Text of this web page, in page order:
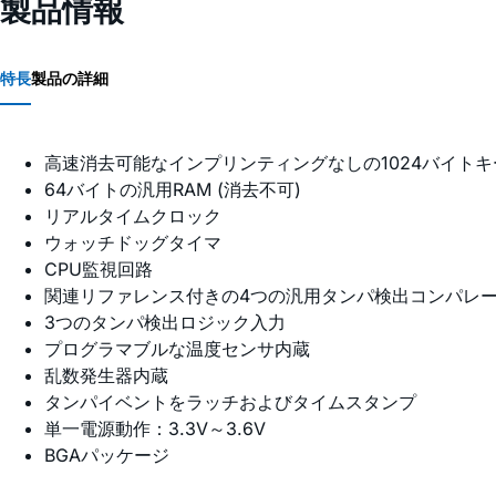
製品情報
特長製品の詳細
高速消去可能なインプリンティングなしの1024バイトキ
64バイトの汎用RAM (消去不可)
リアルタイムクロック
ウォッチドッグタイマ
CPU監視回路
関連リファレンス付きの4つの汎用タンパ検出コンパレ
3つのタンパ検出ロジック入力
プログラマブルな温度センサ内蔵
乱数発生器内蔵
タンパイベントをラッチおよびタイムスタンプ
単一電源動作：3.3V～3.6V
BGAパッケージ